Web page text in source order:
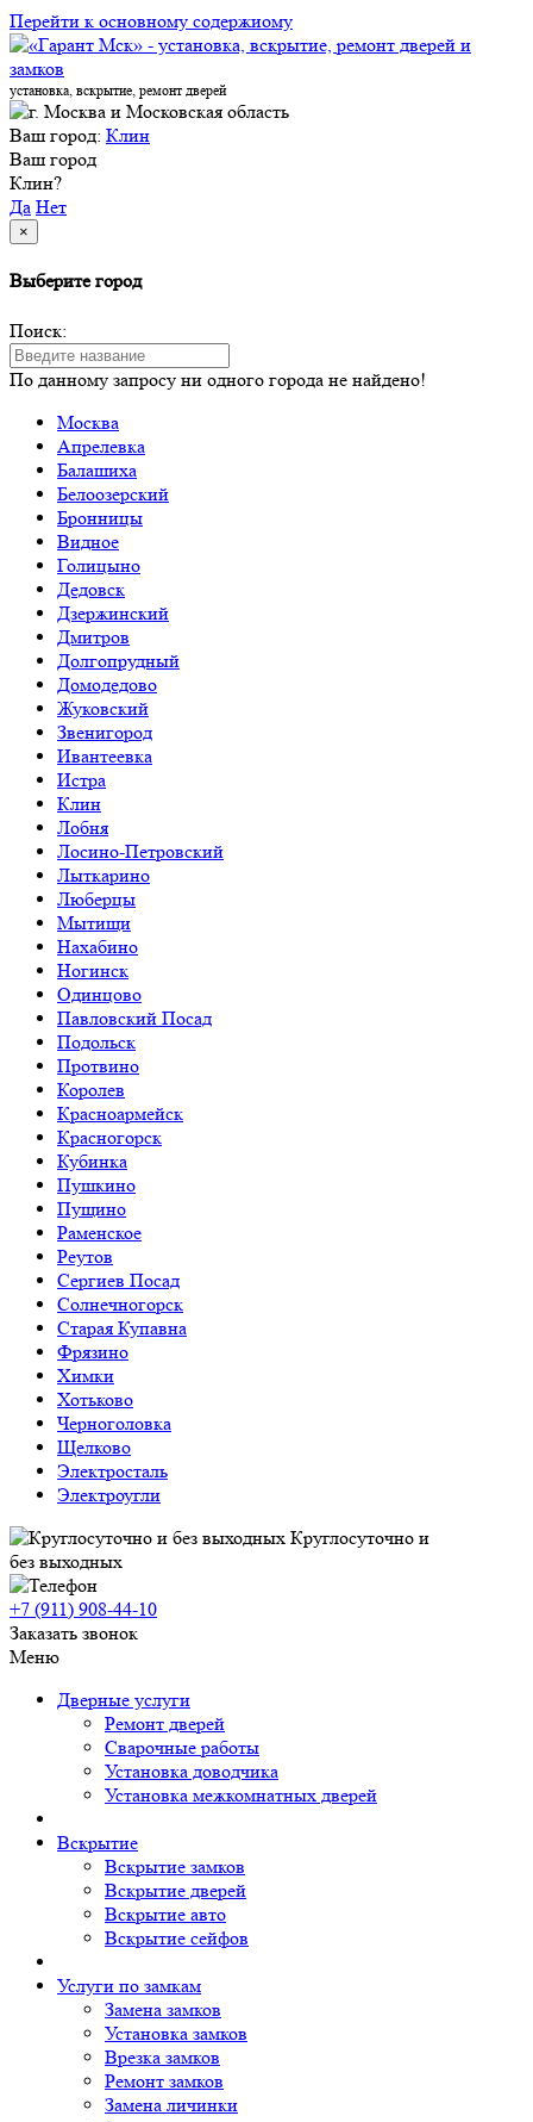
Перейти к основному содержиому
установка, вскрытие, ремонт дверей
Ваш город: Клин
Ваш город
Клин?
Да Нет
×
Выберите город
Поиск:
По данному запросу ни одного города не найдено!
Москва
Апрелевка
Балашиха
Белоозерский
Бронницы
Видное
Голицыно
Дедовск
Дзержинский
Дмитров
Долгопрудный
Домодедово
Жуковский
Звенигород
Ивантеевка
Истра
Клин
Лобня
Лосино-Петровский
Лыткарино
Люберцы
Мытищи
Нахабино
Ногинск
Одинцово
Павловский Посад
Подольск
Протвино
Королев
Красноармейск
Красногорск
Кубинка
Пушкино
Пущино
Раменское
Реутов
Сергиев Посад
Солнечногорск
Старая Купавна
Фрязино
Химки
Хотьково
Черноголовка
Щелково
Электросталь
Электроугли
Круглосуточно и
без выходных
+7 (911) 908-44-10
Заказать звонок
Меню
Дверные услуги
Ремонт дверей
Сварочные работы
Установка доводчика
Установка межкомнатных дверей
Вскрытие
Вскрытие замков
Вскрытие дверей
Вскрытие авто
Вскрытие сейфов
Услуги по замкам
Замена замков
Установка замков
Врезка замков
Ремонт замков
Замена личинки